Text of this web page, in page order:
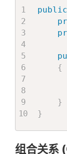
public
{
}
}
组合关系